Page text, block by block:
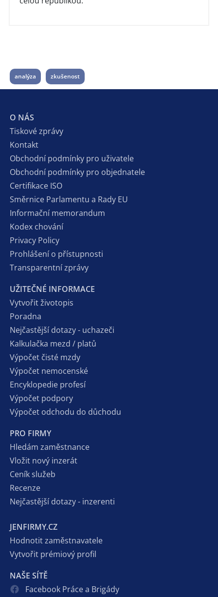
analýza zkušenost
O NÁS
Tiskové zprávy
Kontakt
Obchodní podmínky pro uživatele
Obchodní podmínky pro objednatele
Certifikace ISO
Směrnice Parlamentu a Rady EU
Informační memorandum
Kodex chování
Privacy Policy
Prohlášení o přístupnosti
Transparentní zprávy
UŽITEČNÉ INFORMACE
Vytvořit životopis
Poradna
Nejčastější dotazy - uchazeči
Kalkulačka mezd / platů
Výpočet čisté mzdy
Výpočet nemocenské
Encyklopedie profesí
Výpočet podpory
Výpočet odchodu do důchodu
PRO FIRMY
Hledám zaměstnance
Vložit nový inzerát
Ceník služeb
Recenze
Nejčastější dotazy - inzerenti
JENFIRMY.CZ
Hodnotit zaměstnavatele
Vytvořit prémiový profil
NAŠE SÍTĚ
Facebook Práce a Brigády